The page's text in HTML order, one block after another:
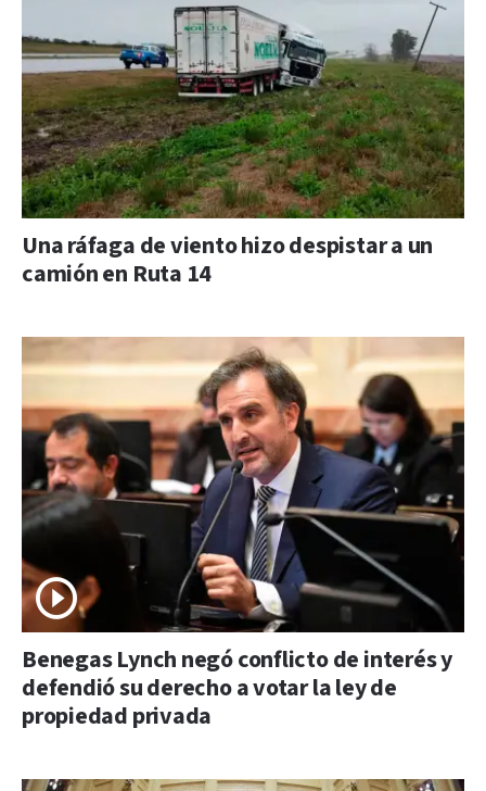
Una ráfaga de viento hizo despistar a un
camión en Ruta 14
Benegas Lynch negó conflicto de interés y
defendió su derecho a votar la ley de
propiedad privada